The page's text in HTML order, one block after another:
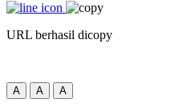
URL berhasil dicopy
A A A